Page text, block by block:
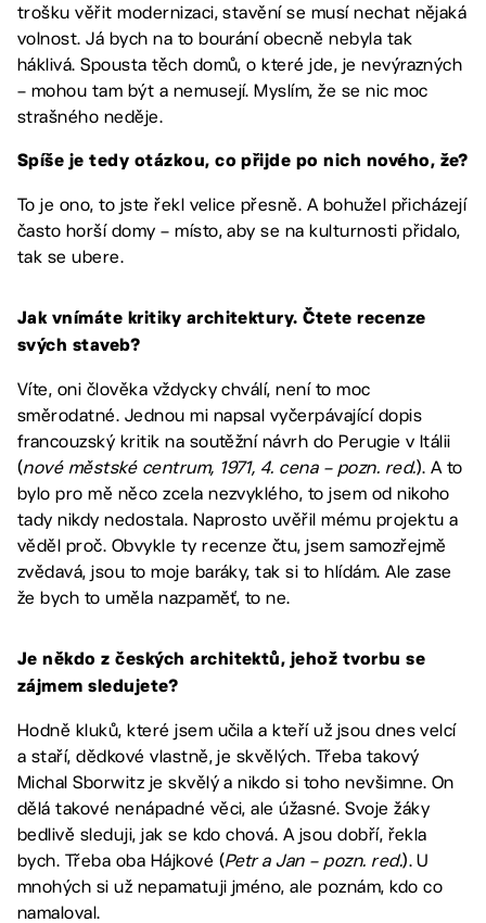
trošku věřit modernizaci, stavění se musí nechat nějaká
volnost. Já bych na to bourání obecně nebyla tak
háklivá. Spousta těch domů, o které jde, je nevýrazných
– mohou tam být a nemusejí. Myslím, že se nic moc
strašného neděje.
Spíše je tedy otázkou, co přijde po nich nového, že?
To je ono, to jste řekl velice přesně. A bohužel přicházejí
často horší domy – místo, aby se na kulturnosti přidalo,
tak se ubere.
Jak vnímáte kritiky architektury. Čtete recenze
svých staveb?
Víte, oni člověka vždycky chválí, není to moc
směrodatné. Jednou mi napsal vyčerpávající dopis
francouzský kritik na soutěžní návrh do Perugie v Itálii
(nové městské centrum, 1971, 4. cena – pozn. red.). A to
bylo pro mě něco zcela nezvyklého, to jsem od nikoho
tady nikdy nedostala. Naprosto uvěřil mému projektu a
věděl proč. Obvykle ty recenze čtu, jsem samozřejmě
zvědavá, jsou to moje baráky, tak si to hlídám. Ale zase
že bych to uměla nazpaměť, to ne.
Je někdo z českých architektů, jehož tvorbu se
zájmem sledujete?
Hodně kluků, které jsem učila a kteří už jsou dnes velcí
a staří, dědkové vlastně, je skvělých. Třeba takový
Michal Sborwitz je skvělý a nikdo si toho nevšimne. On
dělá takové nenápadné věci, ale úžasné. Svoje žáky
bedlivě sleduji, jak se kdo chová. A jsou dobří, řekla
bych. Třeba oba Hájkové (Petr a Jan – pozn. red.). U
mnohých si už nepamatuji jméno, ale poznám, kdo co
namaloval.